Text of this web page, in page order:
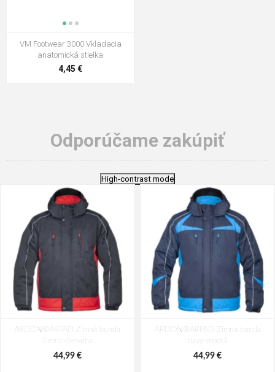
VM Footwear 3000 Vkladacia
anatomická stielka
4,45 €
Odporúčame zakúpiť
High-contrast mode
ARDON®ARPAD Zimná bunda
čierno-červena
44,99 €
ARDON®ARPAD Zimná bunda
navy-modrá
44,99 €